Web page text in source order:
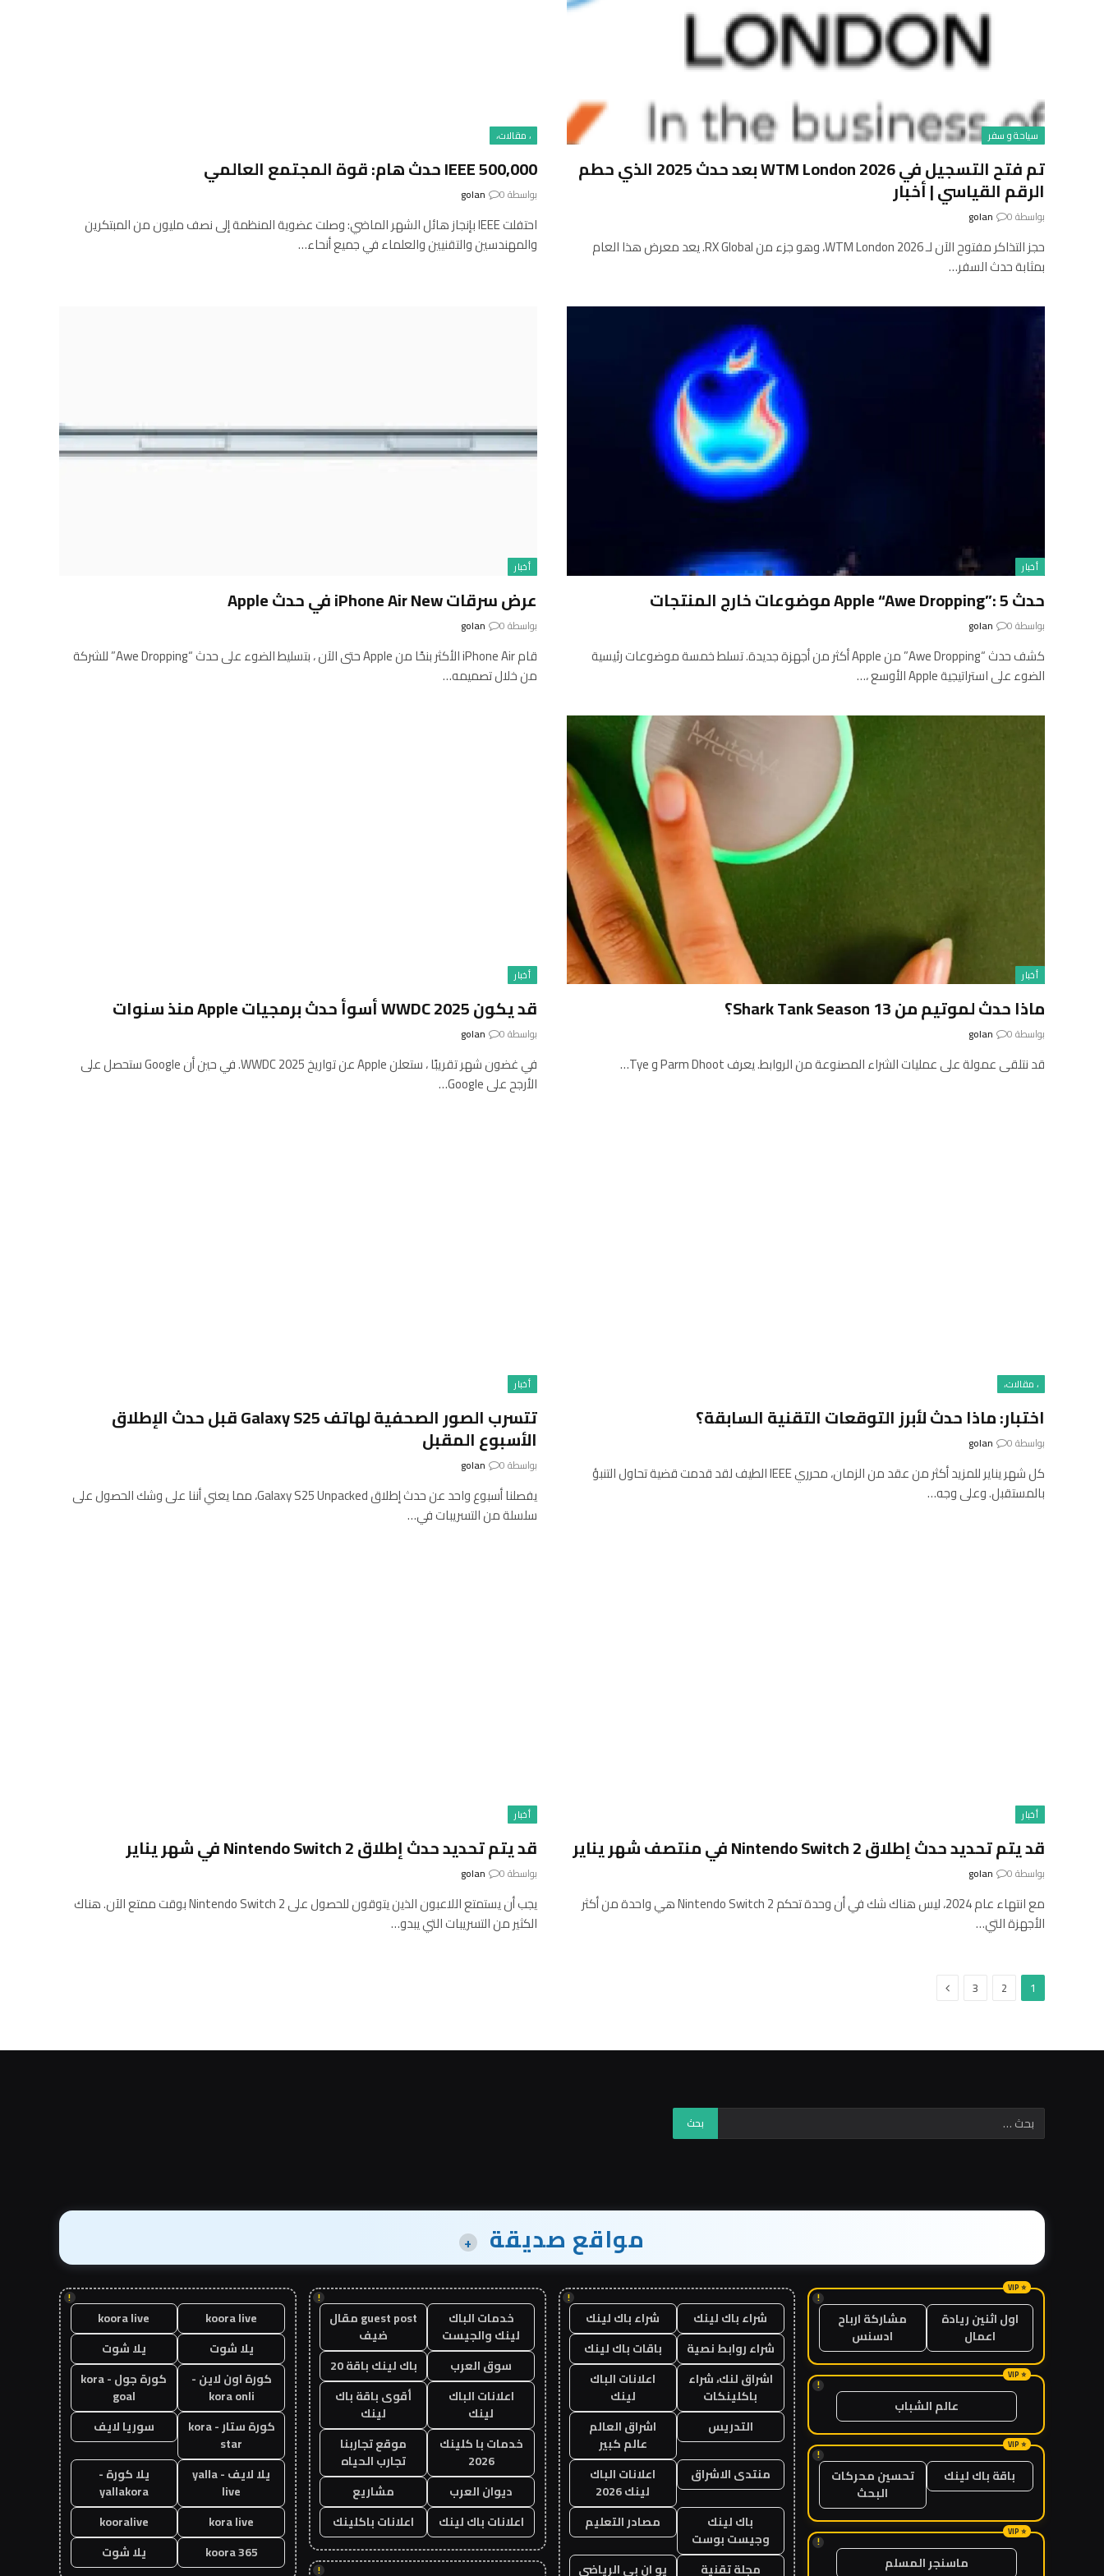
سياحة و سفر
تم فتح التسجيل في WTM London 2026 بعد حدث 2025 الذي حطم
الرقم القياسي | أخبار
بواسطة golan 0
حجز التذاكر مفتوح الآن لـ WTM London 2026، وهو جزء من RX Global. يعد معرض هذا العام
بمثابة حدث السفر…
، مقالات،
IEEE 500,000 حدث هام: قوة المجتمع العالمي
بواسطة golan 0
احتفلت IEEE بإنجاز هائل الشهر الماضي: وصلت عضوية المنظمة إلى نصف مليون من المبتكرين
والمهندسين والتقنيين والعلماء في جميع أنحاء…
أخبار
حدث Apple “Awe Dropping”: 5 موضوعات خارج المنتجات
بواسطة golan 0
كشف حدث “Awe Dropping” من Apple أكثر من أجهزة جديدة. تسلط خمسة موضوعات رئيسية
الضوء على استراتيجية Apple الأوسع ،…
أخبار
عرض سرقات iPhone Air New في حدث Apple
بواسطة golan 0
قام iPhone Air الأكثر بنحًا من Apple حتى الآن ، بتسليط الضوء على حدث “Awe Dropping” للشركة
من خلال تصميمه…
أخبار
ماذا حدث لموتيم من Shark Tank Season 13؟
بواسطة golan 0
قد نتلقى عمولة على عمليات الشراء المصنوعة من الروابط. يعرف Parm Dhoot و Tye…
أخبار
قد يكون WWDC 2025 أسوأ حدث برمجيات Apple منذ سنوات
بواسطة golan 0
في غضون شهر تقريبًا ، ستعلن Apple عن تواريخ WWDC 2025. في حين أن Google ستحصل على
الأرجح على Google…
، مقالات،
اختبار: ماذا حدث لأبرز التوقعات التقنية السابقة؟
بواسطة golan 0
كل شهر يناير للمزيد أكثر من عقد من الزمان، محرري IEEE الطيف لقد قدمت قضية تحاول التنبؤ
بالمستقبل. وعلى وجه…
أخبار
تتسرب الصور الصحفية لهاتف Galaxy S25 قبل حدث الإطلاق
الأسبوع المقبل
بواسطة golan 0
يفصلنا أسبوع واحد عن حدث إطلاق Galaxy S25 Unpacked، مما يعني أننا على وشك الحصول على
سلسلة من التسريبات في…
أخبار
قد يتم تحديد حدث إطلاق Nintendo Switch 2 في منتصف شهر يناير
بواسطة golan 0
مع انتهاء عام 2024، ليس هناك شك في أن وحدة تحكم Nintendo Switch 2 هي واحدة من أكثر
الأجهزة التي…
أخبار
قد يتم تحديد حدث إطلاق Nintendo Switch 2 في شهر يناير
بواسطة golan 0
يجب أن يستمتع اللاعبون الذين يتوقون للحصول على Nintendo Switch 2 بوقت ممتع الآن. هناك
الكثير من التسريبات التي يبدو…
1
2
3 التالي
مواقع صديقة +
!
اول اثنين ريادة
اعمال
مشاركة ارباح
ادسنس
!
عالم الشباب
!
باقة باك لينك
تحسين محركات
البحث
!
ماسنجر المسلم
!
شراء باك لينك
شراء باك لينك
شراء روابط نصية
باقات باك لينك
اشراق لنك، شراء
باكلينكات
اعلانات الباك
لينك
التدريس
اشراق العالم
عالم كبير
منتدى الاشراق
اعلانات الباك
لينك 2026
باك لينك
وجيست بوست
مصادر التعليم
مجلة تقنية يو ان بي الرياضي
!
خدمات الباك
لينك والجيست
guest post مقال
ضيف
سوق العرب
باك لينك باقة 20
اعلانات الباك
لينك
أقوى باقة باك
لينك
خدمات با كلينك
2026
موقع تجاربنا
تجارب الحياه
ديوان العرب
مشاريع
اعلانات باك لينك
اعلانات باكلينك
!
!
koora live
koora live
يلا شوت
يلا شوت
كورة اون لاين -
kora onli
كورة جول - kora
goal
كورة ستار - kora
star
سوريا لايف
يلا لايف - yalla
live
يلا كورة -
yallakora
kora live
kooralive
koora 365
يلا شوت